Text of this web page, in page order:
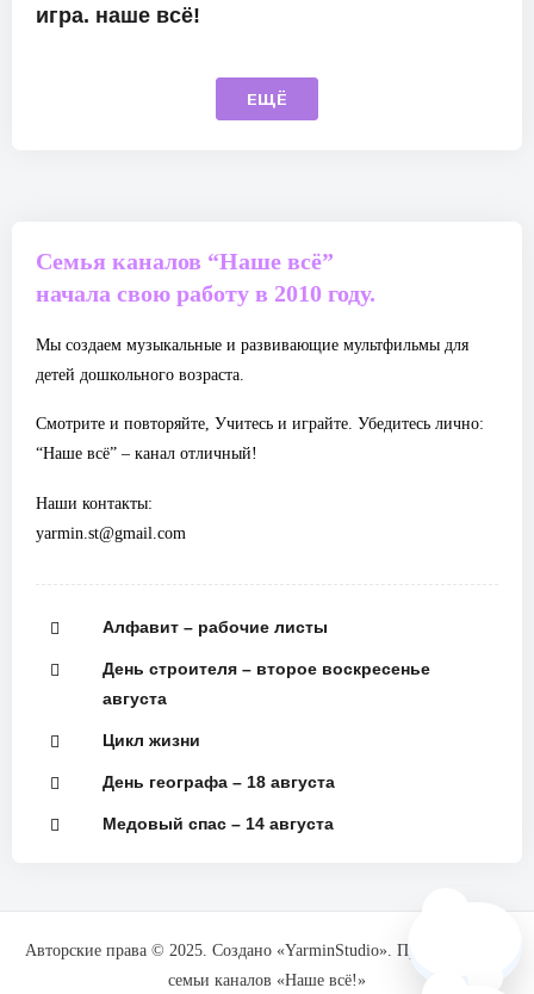
игра. наше всё!
ЕЩЁ
Семья каналов “Наше всё”
начала свою работу в 2010 году.
Мы создаем музыкальные и развивающие мультфильмы для
детей дошкольного возраста.
Смотрите и повторяйте, Учитесь и играйте. Убедитесь лично:
“Наше всё” – канал отличный!
Наши контакты:
yarmin.st@gmail.com
Алфавит – рабочие листы
День строителя – второе воскресенье
августа
Цикл жизни
День географа – 18 августа
Медовый спас – 14 августа
Авторские права © 2025. Создано «YarminStudio». При поддержке
семьи каналов «Наше всё!»